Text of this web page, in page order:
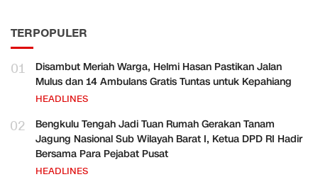
TERPOPULER
01
Disambut Meriah Warga, Helmi Hasan Pastikan Jalan
Mulus dan 14 Ambulans Gratis Tuntas untuk Kepahiang
HEADLINES
02
Bengkulu Tengah Jadi Tuan Rumah Gerakan Tanam
Jagung Nasional Sub Wilayah Barat I, Ketua DPD RI Hadir
Bersama Para Pejabat Pusat
HEADLINES